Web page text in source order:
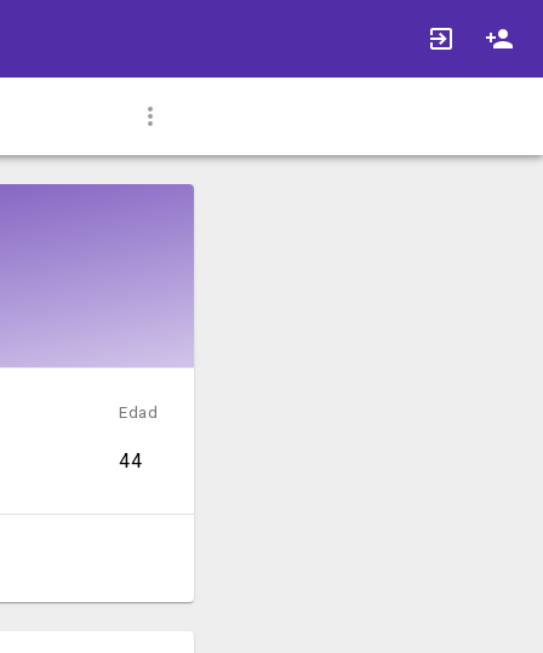
Edad
44